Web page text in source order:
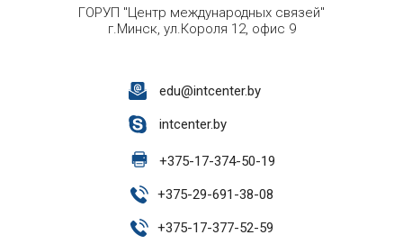
ГОРУП "Центр международных связей"
г.Минск, ул.Короля 12, офис 9
edu@intcenter.by
intcenter.by
+375-17-374-50-19
+375-29-691-38-08
+375-17-377-52-59